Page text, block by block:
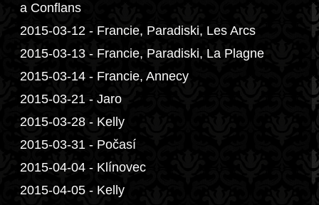
a Conflans
2015-03-12 - Francie, Paradiski, Les Arcs
2015-03-13 - Francie, Paradiski, La Plagne
2015-03-14 - Francie, Annecy
2015-03-21 - Jaro
2015-03-28 - Kelly
2015-03-31 - Počasí
2015-04-04 - Klínovec
2015-04-05 - Kelly